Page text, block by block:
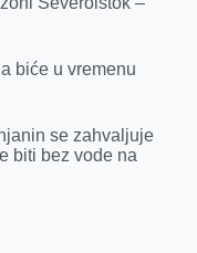
biće u vremenu
se zahvaljuje
biti bez vode na